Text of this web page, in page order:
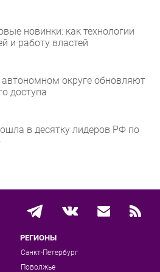
новинки: как технологии
и работу властей
округе обновляют
доступа
в десятку лидеров РФ по
РЕГИОНЫ
Санкт-Петербург
Поволжье